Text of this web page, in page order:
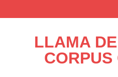
LLAMA
CORPUS